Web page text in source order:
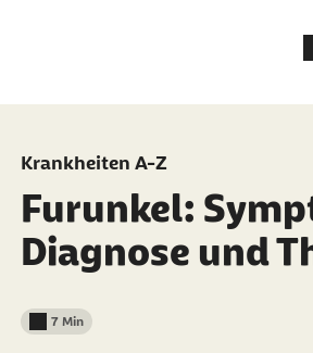
Krankheiten A-Z
Furunkel:
Diagnose und
Lesedauer weniger als
7 Min